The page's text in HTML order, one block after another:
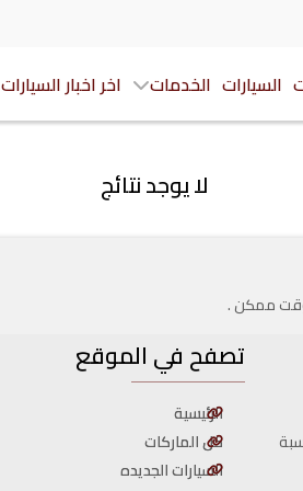
السيارات الخدمات اخر اخبار السيارات
لا يوجد نتائج
وقت ممكن .
تصفح في الموقع
الرئيسية
كل الماركات
السيارات الجديده